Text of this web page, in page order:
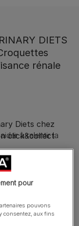
DIETS
rénale
à ralentir la
qualité supérieure
à réduire
pour
pouvons
consentez, aux fins